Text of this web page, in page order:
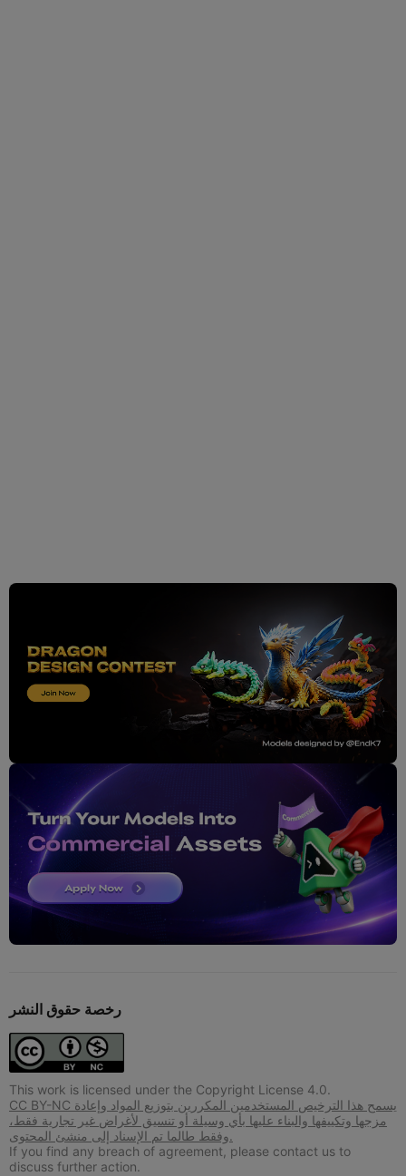
رخصة حقوق النشر
This work is licensed under the Copyright License 4.0.
CC BY-NC يسمح هذا الترخيص المستخدمين المكررين بتوزيع المواد وإعادة
مزجها وتكييفها والبناء عليها بأي وسيلة أو تنسيق لأغراض غير تجارية فقط،
وفقط طالما تم الإسناد إلى منشئ المحتوى.
If you find any breach of agreement, please contact us to
discuss further action.